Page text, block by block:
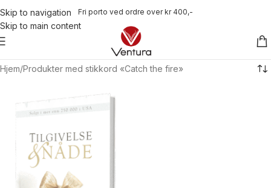
Skip to navigation
Skip to main content
Fri porto ved ordre over kr 400,-
Hjem Produkter med stikkord «Catch the fire»